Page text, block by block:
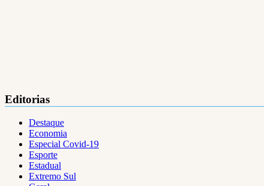
Editorias
Destaque
Economia
Especial Covid-19
Esporte
Estadual
Extremo Sul